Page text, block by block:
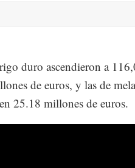
duro ascendieron a
de euros, y las de
25.18 millones de euros.